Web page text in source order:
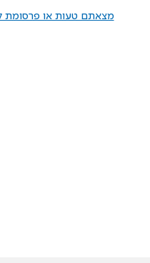
מצאתם טעות או פרסומת